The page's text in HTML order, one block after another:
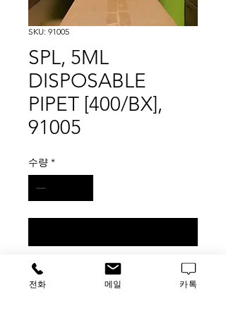
SKU: 91005
SPL, 5ML
DISPOSABLE
PIPET [400/BX],
91005
수량 *
SPL Serological Pipettes
are classified by sample volume.
전화 메일 카톡